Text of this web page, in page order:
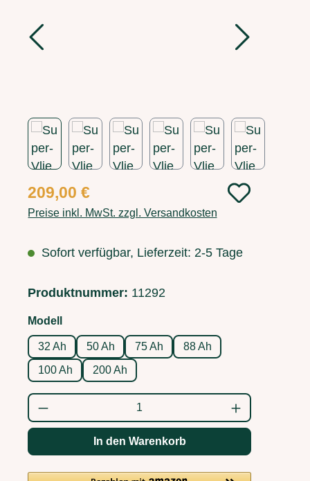
Regulärer Preis:
209,00 €
Preise inkl. MwSt. zzgl. Versandkosten
Sofort verfügbar, Lieferzeit: 2-5 Tage
Produktnummer: 11292
Modell auswählen
32 Ah 50 Ah 75 Ah
88 Ah
100 Ah
200 Ah
Produkt Anzahl: Gib den gewünschten
In den Warenkorb